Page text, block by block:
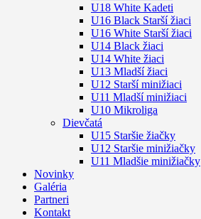
U18 White Kadeti
U16 Black Starší žiaci
U16 White Starší žiaci
U14 Black žiaci
U14 White žiaci
U13 Mladší žiaci
U12 Starší minižiaci
U11 Mladší minižiaci
U10 Mikroliga
Dievčatá
U15 Staršie žiačky
U12 Staršie minižiačky
U11 Mladšie minižiačky
Novinky
Galéria
Partneri
Kontakt